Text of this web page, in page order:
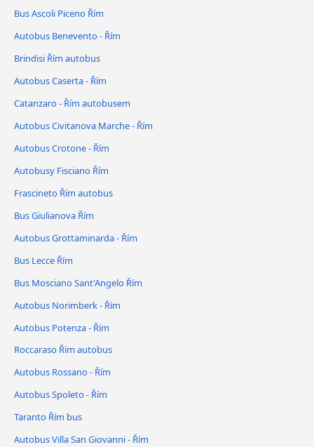
Bus Ascoli Piceno Řím
Autobus Benevento - Řím
Brindisi Řím autobus
Autobus Caserta - Řím
Catanzaro - Řím autobusem
Autobus Civitanova Marche - Řím
Autobus Crotone - Řím
Autobusy Fisciano Řím
Frascineto Řím autobus
Bus Giulianova Řím
Autobus Grottaminarda - Řím
Bus Lecce Řím
Bus Mosciano Sant'Angelo Řím
Autobus Norimberk - Řím
Autobus Potenza - Řím
Roccaraso Řím autobus
Autobus Rossano - Řím
Autobus Spoleto - Řím
Taranto Řím bus
Autobus Villa San Giovanni - Řím